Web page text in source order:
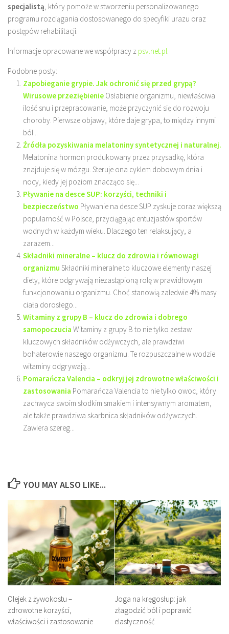
specjalistą, który pomoże w stworzeniu personalizowanego
programu rozciągania dostosowanego do specyfiki urazu oraz
postępów rehabilitacji.
Informacje opracowane we współpracy z psv.net.pl.
Podobne posty:
Zapobieganie grypie. Jak ochronić się przed grypą?
Wirusowe przeziębienie Osłabienie organizmu, niewłaściwa
ilość snu i przepracowanie, może przyczynić się do rozwoju
choroby. Pierwsze objawy, które daje grypa, to między innymi
ból...
Źródła pozyskiwania melatoniny syntetycznej i naturalnej.
Melatonina hormon produkowany przez przysadkę, która
znajduje się w mózgu. Steruje ona cyklem dobowym dnia i
nocy, kiedy jej poziom znacząco się...
Pływanie na desce SUP: korzyści, techniki i
bezpieczeństwo Pływanie na desce SUP zyskuje coraz większą
popularność w Polsce, przyciągając entuzjastów sportów
wodnych w każdym wieku. Dlaczego ten relaksujący, a
zarazem...
Składniki mineralne – klucz do zdrowia i równowagi
organizmu Składniki mineralne to kluczowe elementy naszej
diety, które odgrywają niezastąpioną rolę w prawidłowym
funkcjonowaniu organizmu. Choć stanowią zaledwie 4% masy
ciała dorosłego...
Witaminy z grupy B – klucz do zdrowia i dobrego
samopoczucia Witaminy z grupy B to nie tylko zestaw
kluczowych składników odżywczych, ale prawdziwi
bohaterowie naszego organizmu. Te rozpuszczalne w wodzie
witaminy odgrywają...
Pomarańcza Valencia – odkryj jej zdrowotne właściwości i
zastosowania Pomarańcza Valencia to nie tylko owoc, który
zachwyca swoim słodkim smakiem i intensywnym aromatem,
ale także prawdziwa skarbnica składników odżywczych.
Zawiera szereg...
YOU MAY ALSO LIKE...
Olejek z żywokostu –
zdrowotne korzyści,
właściwości i zastosowanie
Joga na kręgosłup: jak
złagodzić ból i poprawić
elastyczność